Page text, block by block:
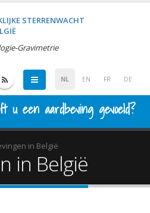
STERRENWACHT
Gravimetrie
NL EN FR DE
u een aardbeving gevoeld?
in België
in België